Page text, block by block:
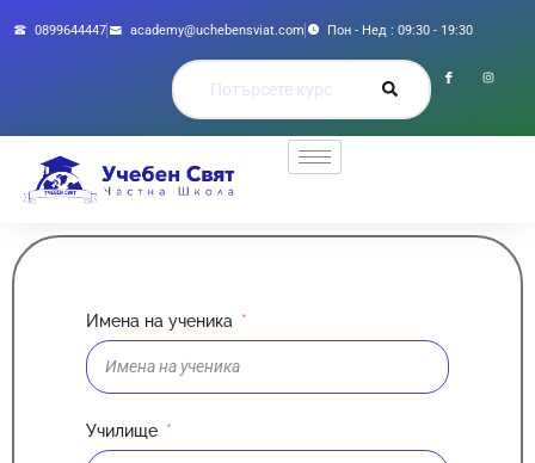
0899644447 academy@uchebensviat.com Пон - Нед : 09:30 - 19:30
Имена на ученика
Училище